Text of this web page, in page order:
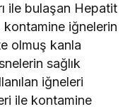
ile bulaşan Hepatit
kontamine iğnelerin
olmuş kanla
sağlık
iğneleri
ile kontamine